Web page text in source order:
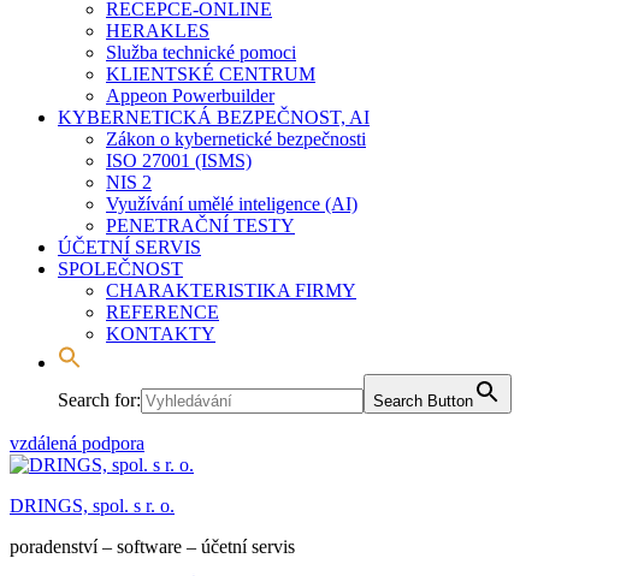
RECEPCE-ONLINE
HERAKLES
Služba technické pomoci
KLIENTSKÉ CENTRUM
Appeon Powerbuilder
KYBERNETICKÁ BEZPEČNOST, AI
Zákon o kybernetické bezpečnosti
ISO 27001 (ISMS)
NIS 2
Využívání umělé inteligence (AI)
PENETRAČNÍ TESTY
ÚČETNÍ SERVIS
SPOLEČNOST
CHARAKTERISTIKA FIRMY
REFERENCE
KONTAKTY
Search for: Search Button
vzdálená podpora
DRINGS, spol. s r. o.
poradenství – software – účetní servis